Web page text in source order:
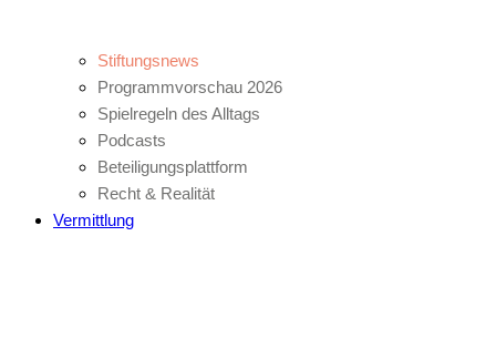
Stiftungsnews
Programmvorschau 2026
Spielregeln des Alltags
Podcasts
Beteiligungsplattform
Recht & Realität
Vermittlung